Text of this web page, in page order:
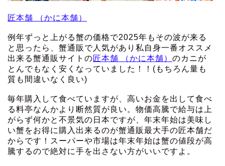
匠本舗 （かに本舗）
例年ずっと上がる蟹の価格で2025年もその波が来る
と思ったら、蟹通販で人気があり私自身一番オススメ
出来る蟹通販サイトの匠本舗 （かに本舗） のカニが
とんでもなく安くなっていました！！(もちろん量も
質も間違いなく良い)
毎年購入して食べていますが、高いお金を出して食べ
る料亭なんかより断然質が良い。物価高騰で給与は上
がらず何かと不景気の日本ですが、年末年始は美味し
い蟹をお得に購入出来るのが蟹通販最大手の匠本舗だ
からです！スーパーや市場は年末年始は蟹の値段が高
騰するので絶対に手を出さない方がいいですよ。